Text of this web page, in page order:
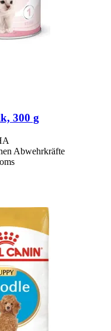
300 g
Abwehrkräfte